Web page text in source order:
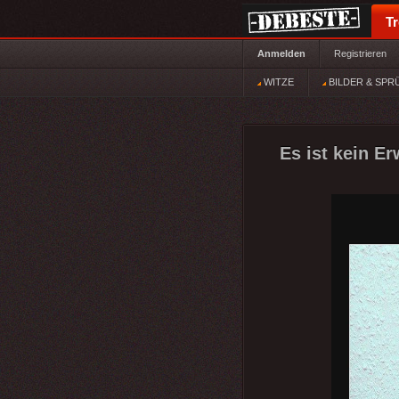
Anmelden Registrieren
WITZE BILDER &
Es ist kein